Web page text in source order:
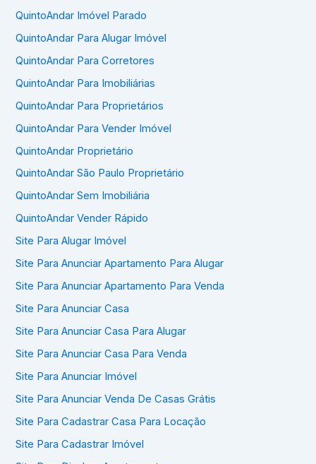
QuintoAndar Imóvel Parado
QuintoAndar Para Alugar Imóvel
QuintoAndar Para Corretores
QuintoAndar Para Imobiliárias
QuintoAndar Para Proprietários
QuintoAndar Para Vender Imóvel
QuintoAndar Proprietário
QuintoAndar São Paulo Proprietário
QuintoAndar Sem Imobiliária
QuintoAndar Vender Rápido
Site Para Alugar Imóvel
Site Para Anunciar Apartamento Para Alugar
Site Para Anunciar Apartamento Para Venda
Site Para Anunciar Casa
Site Para Anunciar Casa Para Alugar
Site Para Anunciar Casa Para Venda
Site Para Anunciar Imóvel
Site Para Anunciar Venda De Casas Grátis
Site Para Cadastrar Casa Para Locação
Site Para Cadastrar Imóvel